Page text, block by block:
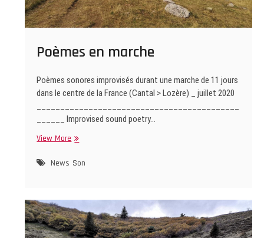
Poèmes en marche
Poèmes sonores improvisés durant une marche de 11 jours
dans le centre de la France (Cantal > Lozère) _ juillet 2020
______ Improvised sound poetry…
View MorePoèmes
marche
News Son